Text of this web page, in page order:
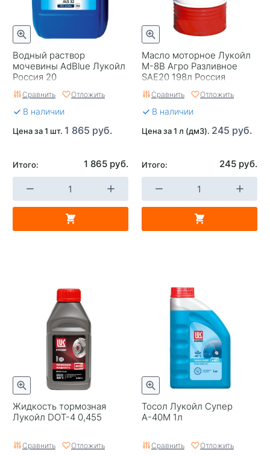
Водный раствор
мочевины AdBlue Лукойл
Россия 20
Сравнить Отложить
В наличии
Цена за 1 шт. 1 865 руб.
Итого: 1 865 руб.
Масло моторное Лукойл
М-8В Агро Разливное
SAE20 198л Россия
Сравнить Отложить
В наличии
Цена за 1 л (дм3). 245 руб.
Итого: 245 руб.
Жидкость тормозная
Лукойл DOT-4 0,455
Сравнить Отложить
Тосол Лукойл Супер
А-40М 1л
Сравнить Отложить